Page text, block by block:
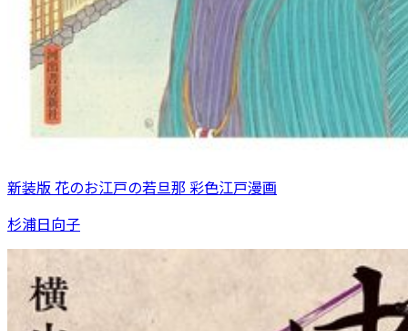
新装版 花のお江戸の若旦那 彩色江戸漫画
杉浦日向子